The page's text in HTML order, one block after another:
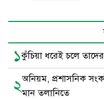
১কুঁচিয়া ধরেই চলে
২অনিয়ম, প্রশাসনিক
মান তলানিতে